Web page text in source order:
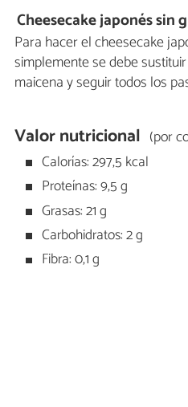
Cheesecake japonés sin
Para hacer el cheesecake
simplemente se debe
maicena y seguir todos los
Valor nutricional (por
Calorías: 297,5 kcal
Proteínas: 9,5 g
Grasas: 21 g
Carbohidratos: 2 g
Fibra: 0,1 g